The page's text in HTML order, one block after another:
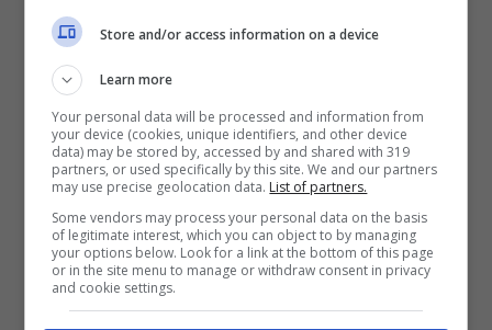
Articoli recenti
Assicurazione auto: ecco le
garanzie accessorie più
richieste dagli italiani
Test Visivo: Quanti Cani
vedi nella foto? Hai 30
secondi per essere un
genio!
Store and/or access information on a device
Learn more
Your personal data will be processed and information from
your device (cookies, unique identifiers, and other device
data) may be stored by, accessed by and shared with 319
partners, or used specifically by this site. We and our partners
may use precise geolocation data. List of partners.
Some vendors may process your personal data on the basis
of legitimate interest, which you can object to by managing
your options below. Look for a link at the bottom of this page
or in the site menu to manage or withdraw consent in privacy
and cookie settings.